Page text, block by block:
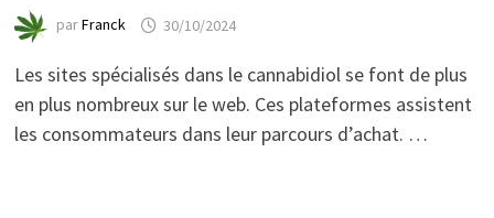
parFranck 30/10/2024
Les sites spécialisés dans le cannabidiol se font de plus
en plus nombreux sur le web. Ces plateformes assistent
les consommateurs dans leur parcours d’achat. …